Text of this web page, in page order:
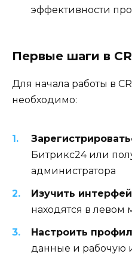
эффективности
Первые шаги в
Для начала работы в
необходимо:
Битрикс24 или
администратора
Изучить
находятся в левом
Настроить
данные и